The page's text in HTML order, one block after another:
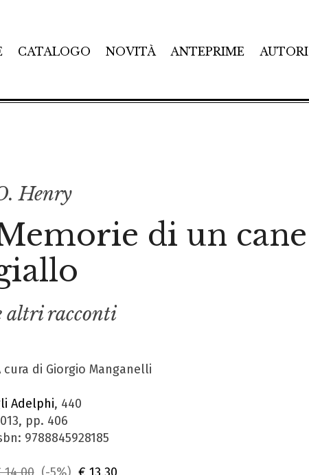
CATALOGO NOVITÀ ANTEPRIME AUTORI
Henry
di un cane
altri racconti
cura di Giorgio Manganelli
Adelphi, 440
pp. 406
9788845928185